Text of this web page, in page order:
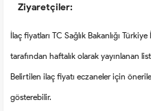
Ziyaretçiler:
İlaç fiyatları TC Sağlık Bakanlığı
tarafından haftalık olarak yayınlanan
Belirtilen ilaç fiyatı eczaneler için
gösterebilir.